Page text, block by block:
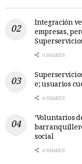
Integración
empresas,
0 SHARES
e; usuarios
0 SHARES
‘Voluntarios
social
0 SHARES